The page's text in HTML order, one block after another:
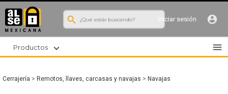
search Iniciar sesión account_circle
menu
Productos expand_more
Cerrajería > Remotos, llaves, carcasas y navajas > Navajas